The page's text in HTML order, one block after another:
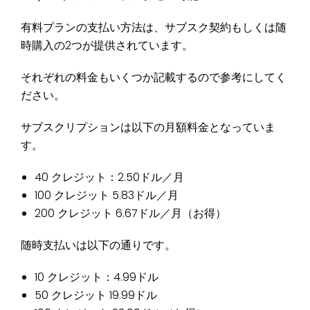
有料プランの支払い方法は、サブスク契約もしくは随
時購入の2つが提供されています。
それぞれの料金もいくつか記載するので参考にしてく
ださい。
サブスクリプションは以下の月額料金となっていま
す。
40 クレジット：2.50ドル／月
100 クレジット 5.83ドル／月
200 クレジット 6.67ドル／月（お得）
随時支払いは以下の通りです。
10 クレジット：4.99ドル
50 クレジット 19.99ドル